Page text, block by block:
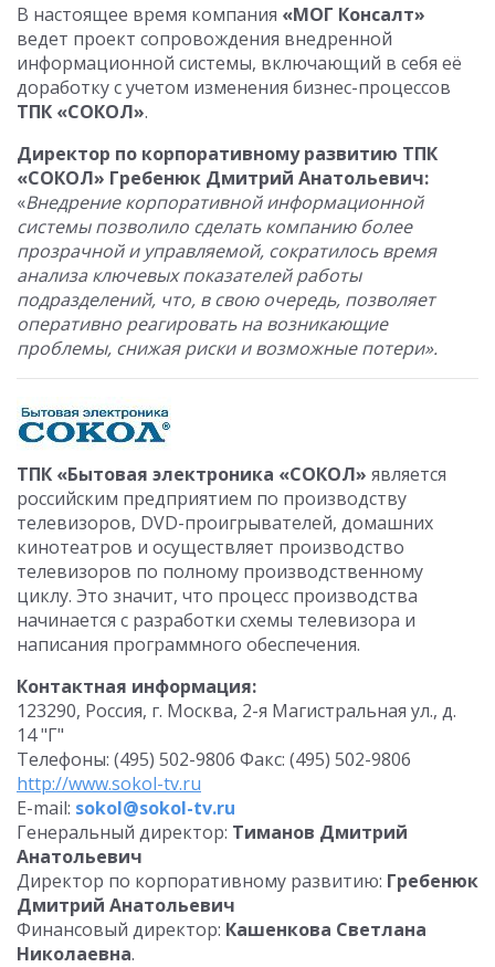
В настоящее время компания «МОГ Консалт»
ведет проект сопровождения внедренной
информационной системы, включающий в себя её
доработку с учетом изменения бизнес-процессов
ТПК «СОКОЛ».
Директор по корпоративному развитию ТПК
«СОКОЛ» Гребенюк Дмитрий Анатольевич:
«Внедрение корпоративной информационной
системы позволило сделать компанию более
прозрачной и управляемой, сократилось время
анализа ключевых показателей работы
подразделений, что, в свою очередь, позволяет
оперативно реагировать на возникающие
проблемы, снижая риски и возможные потери».
ТПК «Бытовая электроника «СОКОЛ» является
российским предприятием по производству
телевизоров, DVD-проигрывателей, домашних
кинотеатров и осуществляет производство
телевизоров по полному производственному
циклу. Это значит, что процесс производства
начинается с разработки схемы телевизора и
написания программного обеспечения.
Контактная информация:
123290, Россия, г. Москва, 2-я Магистральная ул., д.
14 "Г"
Телефоны: (495) 502-9806 Факс: (495) 502-9806
http://www.sokol-tv.ru
E-mail: sokol@sokol-tv.ru
Генеральный директор: Тиманов Дмитрий
Анатольевич
Директор по корпоративному развитию: Гребенюк
Дмитрий Анатольевич
Финансовый директор: Кашенкова Светлана
Николаевна.